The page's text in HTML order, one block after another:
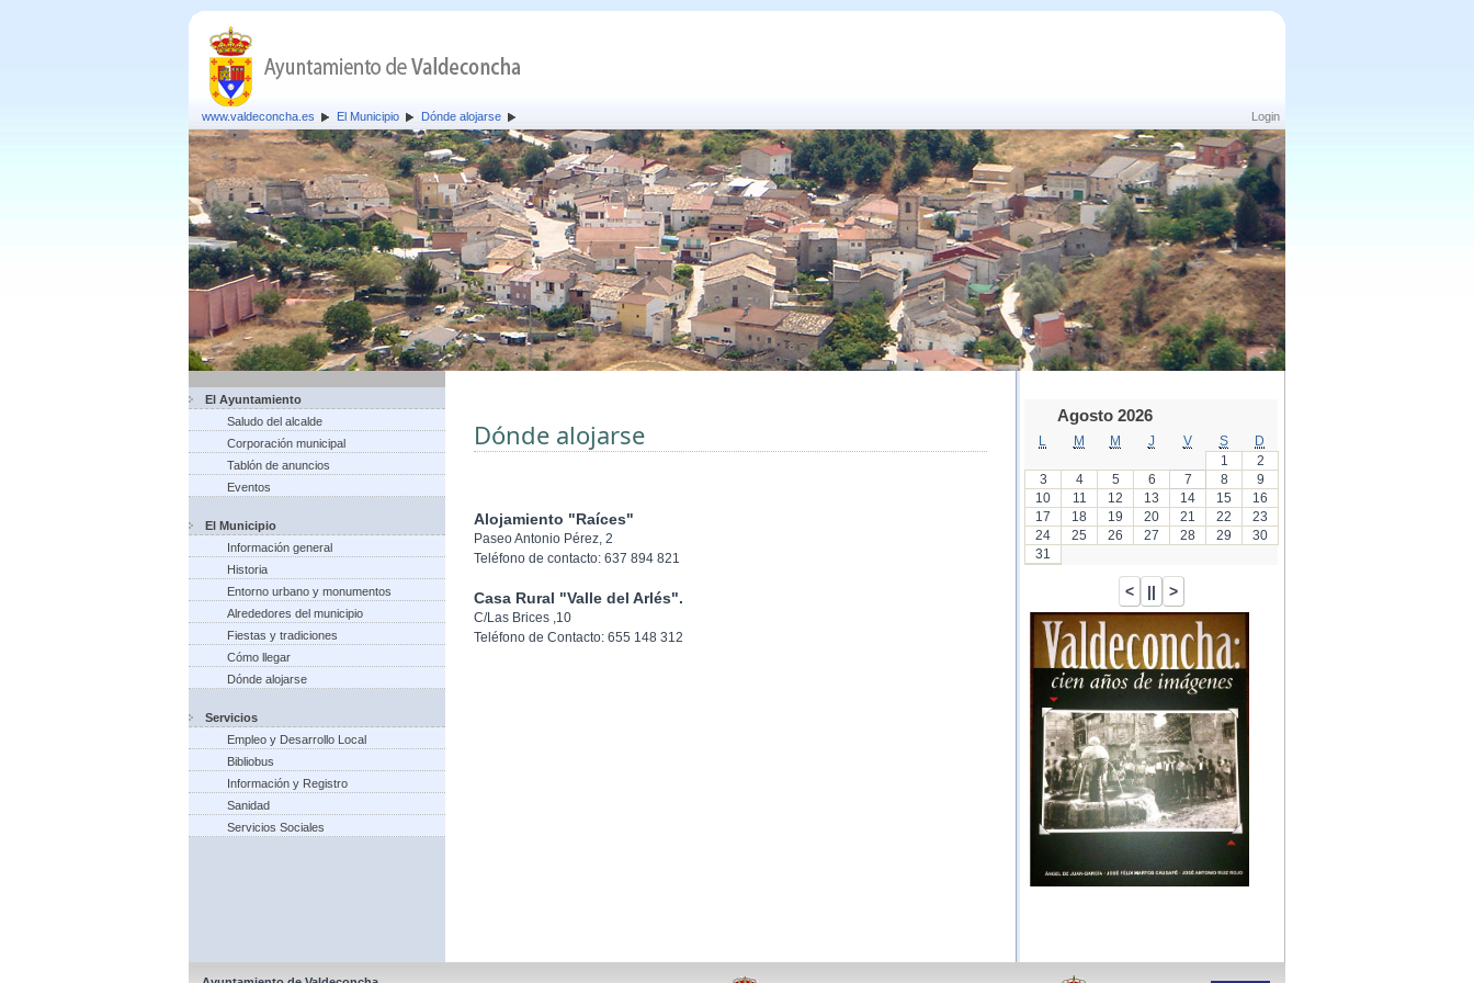
Login
www.valdeconcha.es El Municipio Dónde alojarse
El Ayuntamiento
Saludo del alcalde
Corporación municipal
Tablón de anuncios
Eventos
El Municipio
Información general
Historia
Entorno urbano y monumentos
Alrededores del municipio
Fiestas y tradiciones
Cómo llegar
Dónde alojarse
Servicios
Empleo y Desarrollo Local
Bibliobus
Información y Registro
Sanidad
Servicios Sociales
Dónde alojarse
Alojamiento "Raíces"
Paseo Antonio Pérez, 2
Teléfono de contacto: 637 894 821
Casa Rural "Valle del Arlés".
C/Las Brices ,10
Teléfono de Contacto: 655 148 312
Agosto 2026
M M J V S
D
1
2
3
4 5 6 7 8
9
10
11 12 13 14 15
16
17
18 19 20 21 22
23
24
25 26 27 28 29
30
31